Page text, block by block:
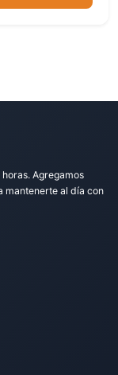
Agregamos
mantenerte al día con